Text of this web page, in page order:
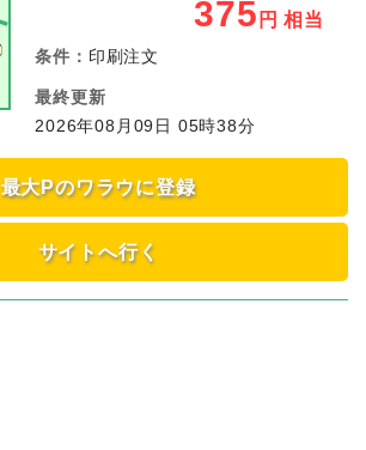
375 円 相当
条件： 印刷注文
最終更新
2026年08月09日 05時38分
最大Pのワラウに登録
サイトへ行く